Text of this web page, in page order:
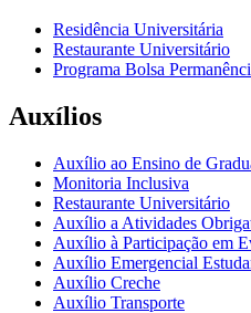
Residência Universitária
Restaurante Universitário
Programa Bolsa
Auxílios
Auxílio ao Ensino de
Monitoria Inclusiva
Restaurante Universitário
Auxílio a Atividades
Auxílio à Participação em
Auxílio Emergencial
Auxílio Creche
Auxílio Transporte